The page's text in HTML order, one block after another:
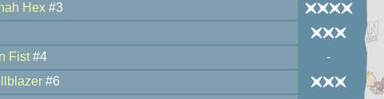
Hex #3
Fist #4
-
#6